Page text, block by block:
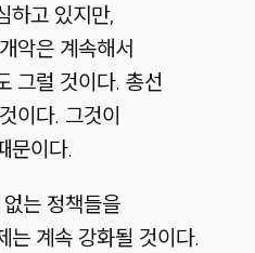
하고 있지만,
악은 계속해서
그럴 것이다. 총선
이다. 그것이
문이다.
는 정책들을
는 계속 강화될 것이다.